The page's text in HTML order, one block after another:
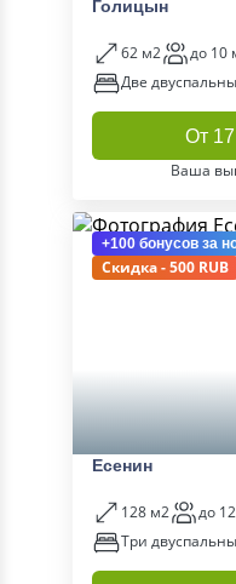
Голицын
62 м2
до 10
Две
От
Ваша
+100 бонусов за
Скидка - 500 RUB
Есенин
128 м2
до
Три